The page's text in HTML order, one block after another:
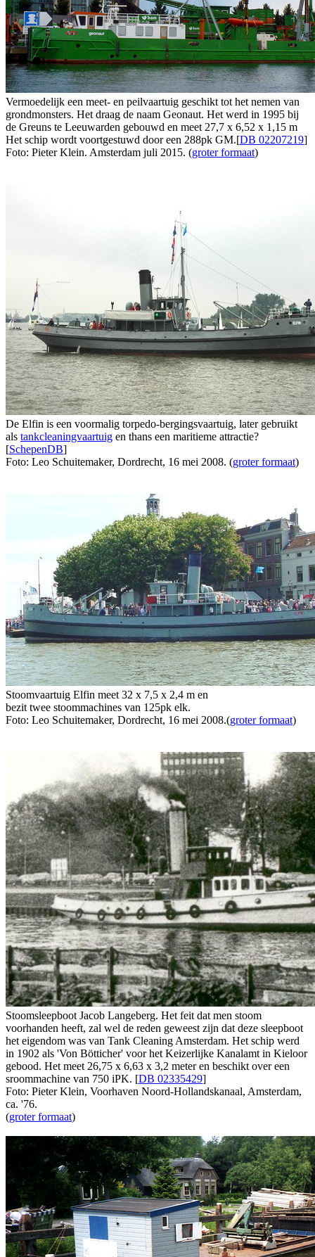
Vermoedelijk een meet- en peilvaartuig geschikt tot het nemen van
grondmonsters. Het draag de naam Geonaut. Het werd in 1995 bij
de Greuns te Leeuwarden gebouwd en meet 27,7 x 6,52 x 1,15 m
Het schip wordt voortgestuwd door een 288pk GM.[DB 02207219]
Foto: Pieter Klein. Amsterdam juli 2015. (groter formaat)
De Elfin is een voormalig torpedo-bergingsvaartuig, later gebruikt
als tankcleaningvaartuig en thans een maritieme attractie?
[SchepenDB]
Foto: Leo Schuitemaker, Dordrecht, 16 mei 2008. (groter formaat)
Stoomvaartuig Elfin meet 32 x 7,5 x 2,4 m en
bezit twee stoommachines van 125pk elk.
Foto: Leo Schuitemaker, Dordrecht, 16 mei 2008.(groter formaat)
Stoomsleepboot Jacob Langeberg. Het feit dat men stoom
voorhanden heeft, zal wel de reden geweest zijn dat deze sleepboot
het eigendom was van Tank Cleaning Amsterdam. Het schip werd
in 1902 als 'Von Bötticher' voor het Keizerlijke Kanalamt in Kieloor
gebood. Het meet 26,75 x 6,63 x 3,2 meter en beschikt over een
sroommachine van 750 iPK. [DB 02335429]
Foto: Pieter Klein, Voorhaven Noord-Hollandskanaal, Amsterdam,
ca. '76.
(groter formaat)